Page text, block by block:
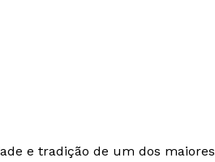
e tradição de um dos maiores